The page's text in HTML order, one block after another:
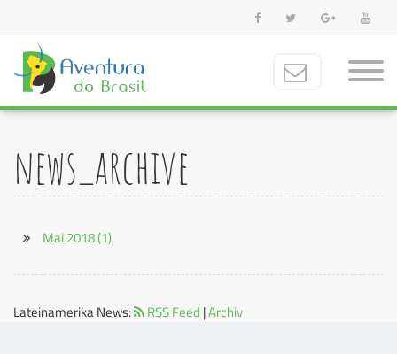
news_archive
Mai 2018(1)
Lateinamerika News: RSS Feed |Archiv